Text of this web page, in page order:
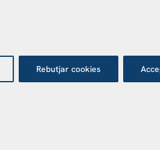
Abrir en Maps
Rebutjar cookies